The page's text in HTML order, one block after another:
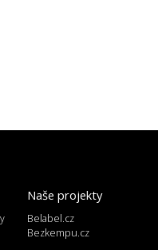
Naše projekty
Belabel.cz
Bezkempu.cz